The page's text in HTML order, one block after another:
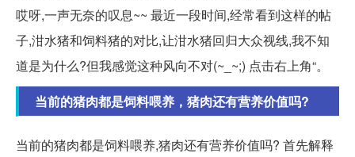
哎呀,一声无奈的叹息~~ 最近一段时间,经常看到这样的帖
子,泔水猪和饲料猪的对比,让泔水猪回归大众视线,我不知
道是为什么?但我感觉这种风向不对(~_~;) 点击右上角“。
当前的猪肉都是饲料喂养，猪肉还有营养价值吗?
当前的猪肉都是饲料喂养,猪肉还有营养价值吗? 首先解释